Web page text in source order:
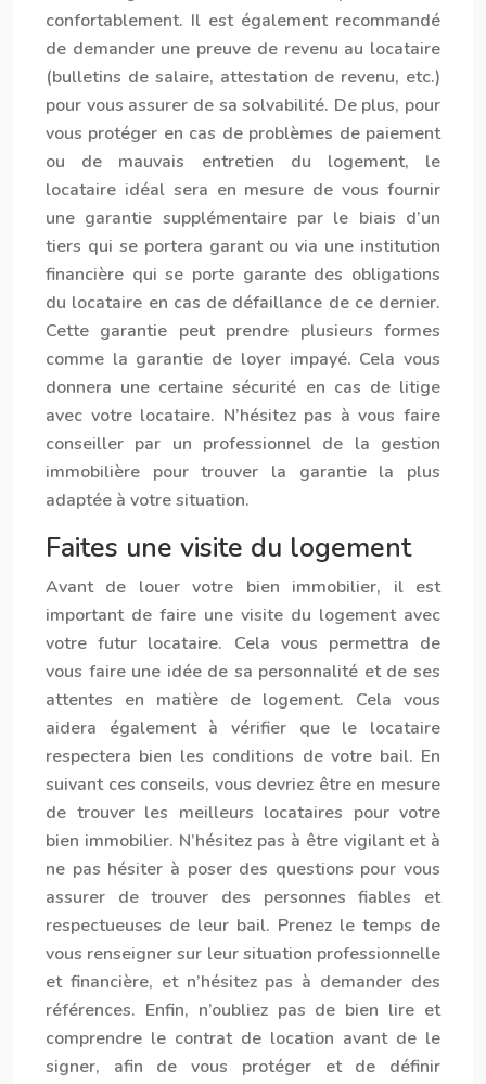
confortablement. Il est également recommandé
de demander une preuve de revenu au locataire
(bulletins de salaire, attestation de revenu, etc.)
pour vous assurer de sa solvabilité. De plus, pour
vous protéger en cas de problèmes de paiement
ou de mauvais entretien du logement, le
locataire idéal sera en mesure de vous fournir
une garantie supplémentaire par le biais d’un
tiers qui se portera garant ou via une institution
financière qui se porte garante des obligations
du locataire en cas de défaillance de ce dernier.
Cette garantie peut prendre plusieurs formes
comme la garantie de loyer impayé. Cela vous
donnera une certaine sécurité en cas de litige
avec votre locataire. N’hésitez pas à vous faire
conseiller par un professionnel de la gestion
immobilière pour trouver la garantie la plus
adaptée à votre situation.
Faites une visite du logement
Avant de louer votre bien immobilier, il est
important de faire une visite du logement avec
votre futur locataire. Cela vous permettra de
vous faire une idée de sa personnalité et de ses
attentes en matière de logement. Cela vous
aidera également à vérifier que le locataire
respectera bien les conditions de votre bail. En
suivant ces conseils, vous devriez être en mesure
de trouver les meilleurs locataires pour votre
bien immobilier. N’hésitez pas à être vigilant et à
ne pas hésiter à poser des questions pour vous
assurer de trouver des personnes fiables et
respectueuses de leur bail. Prenez le temps de
vous renseigner sur leur situation professionnelle
et financière, et n’hésitez pas à demander des
références. Enfin, n’oubliez pas de bien lire et
comprendre le contrat de location avant de le
signer, afin de vous protéger et de définir